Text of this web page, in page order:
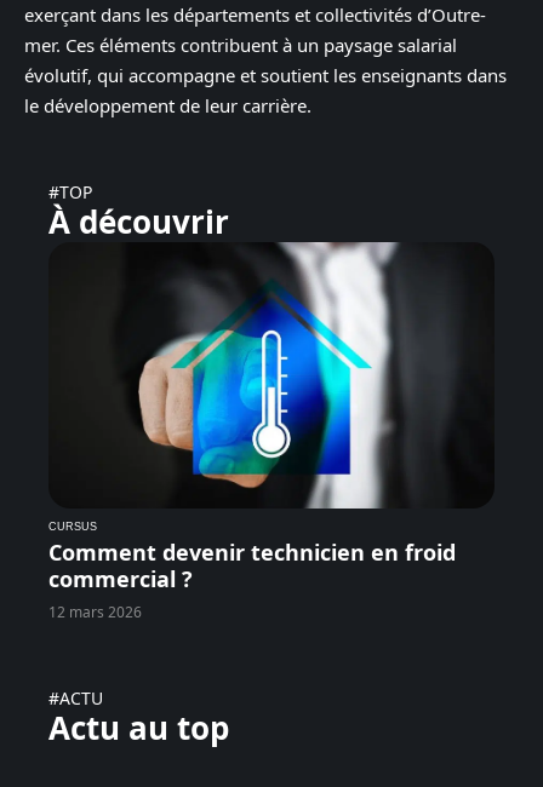
exerçant dans les départements et collectivités d’Outre-
mer. Ces éléments contribuent à un paysage salarial
évolutif, qui accompagne et soutient les enseignants dans
le développement de leur carrière.
#TOP
À découvrir
CURSUS
Comment devenir technicien en froid
commercial ?
12 mars 2026
#ACTU
Actu au top